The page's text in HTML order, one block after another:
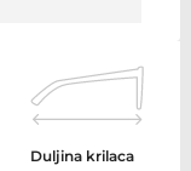
Duljina krilaca